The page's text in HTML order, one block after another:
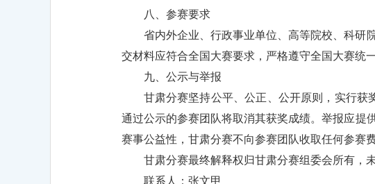
八、参赛要求
省内外企业、行政事业单位、高等院校、科研
交材料应符合全国大赛要求，严格遵守全国大赛统一
九、公示与举报
甘肃分赛坚持公平、公正、公开原则，实行
通过公示的参赛团队将取消其获奖成绩。举报应提
赛事公益性，甘肃分赛不向参赛团队收取任何参赛
甘肃分赛最终解释权归甘肃分赛组委会所有，
联系人：张文甲